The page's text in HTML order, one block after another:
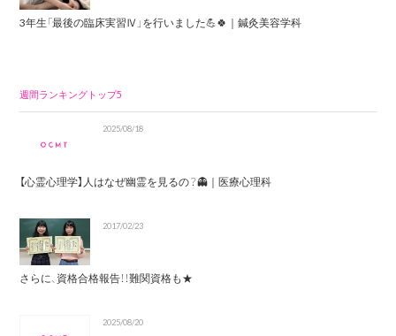
3年生「最後の臨床実習Ⅳ」を行いました💪🍀｜鍼灸美容学科
週間ランキングトップ5
2025/08/18
【心霊心理学】人はなぜ幽霊を見るの？👻｜医療心理科
2017/02/23
さらに、資格合格報告！！難関資格も★
2025/08/20